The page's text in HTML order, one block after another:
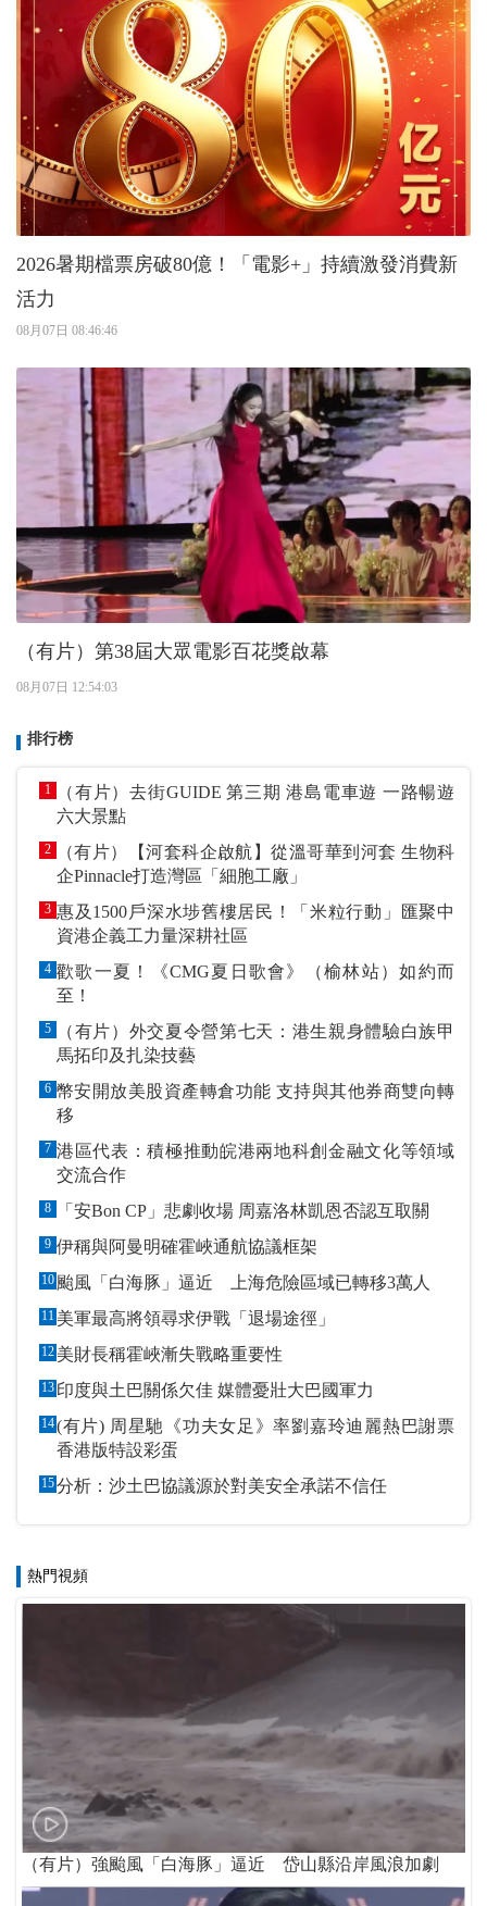
2026暑期檔票房破80億！「電影+」持續激發消費新
活力
08月07日 08:46:46
（有片）第38屆大眾電影百花獎啟幕
08月07日 12:54:03
排行榜
1
（有片）去街GUIDE 第三期 港島電車遊 一路暢遊
六大景點
2
（有片）【河套科企啟航】從溫哥華到河套 生物科
企Pinnacle打造灣區「細胞工廠」
3 惠及1500戶深水埗舊樓居民！「米粒行動」匯聚中
資港企義工力量深耕社區
4 歡歌一夏！《CMG夏日歌會》（榆林站）如約而
至！
5
（有片）外交夏令營第七天：港生親身體驗白族甲
馬拓印及扎染技藝
6 幣安開放美股資產轉倉功能 支持與其他券商雙向轉
移
7 港區代表：積極推動皖港兩地科創金融文化等領域
交流合作
8 「安Bon CP」悲劇收場 周嘉洛林凱恩否認互取關
9 伊稱與阿曼明確霍峽通航協議框架
10 颱風「白海豚」逼近 上海危險區域已轉移3萬人
11 美軍最高將領尋求伊戰「退場途徑」
12 美財長稱霍峽漸失戰略重要性
13 印度與土巴關係欠佳 媒體憂壯大巴國軍力
14(有片) 周星馳《功夫女足》率劉嘉玲迪麗熱巴謝票
香港版特設彩蛋
15分析：沙土巴協議源於對美安全承諾不信任
熱門視頻
（有片）強颱風「白海豚」逼近 岱山縣沿岸風浪加劇